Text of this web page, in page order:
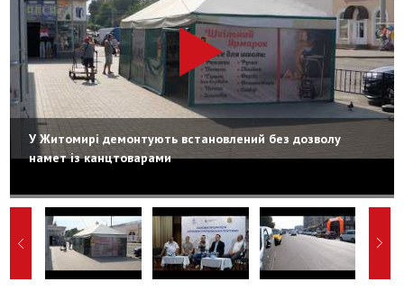
У Житомирі демонтують встановлений без дозволу
намет із канцтоварами